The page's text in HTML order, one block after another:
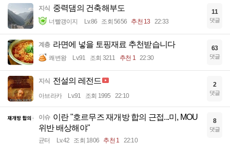
지식 중력댐의 건축해부도
너빨갱이지 Lv.86 조회 5656 추천 13 22:33
11
댓글
계층 라면에 넣을 토핑재료 추천받습니다
쾌변왕 Lv.91 조회 3211 추천 1 22:30
63
댓글
지식 전설의 레전드
아브라카 Lv.91 조회 1995 22:10
2
댓글
이슈 이란 "호르무즈 재개방 합의 근접...미, MOU
위반 배상해야"
균터 Lv.42 조회 1806 추천 1 22:10
8
댓글